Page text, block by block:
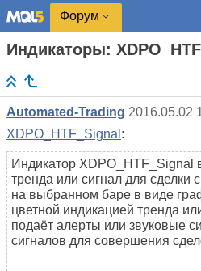
Форум
Индикаторы:
Automated-Trading 2016.05.02
XDPO_HTF_Signal :
Индикатор XDPO_HTF_Signal
тренда или сигнал для сделки
на выбранном баре в виде
цветной индикацией тренда
подаёт алерты или звуковые
сигналов для совершения